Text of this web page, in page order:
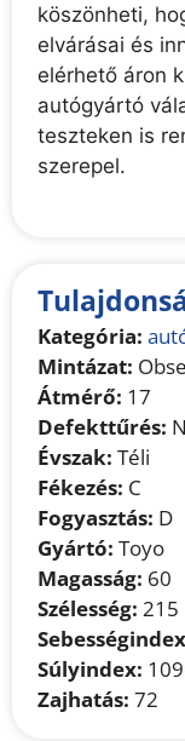
köszönheti,
elvárásai és
elérhető áron
autógyártó
teszteken is
szerepel.
Kategória:
Mintázat:
Átmérő: 17
Defekttűrés:
Évszak: Téli
Fékezés: C
Fogyasztás: D
Gyártó: Toyo
Magasság: 60
Szélesség: 215
Súlyindex:
Zajhatás: 72